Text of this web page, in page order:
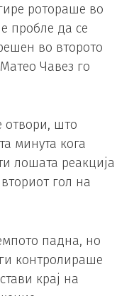
ротораше во
пробле да се
во второто
Чавез го
отвори, што
минута кога
лошата реакција
гол на
падна, но
контролираше
крај на